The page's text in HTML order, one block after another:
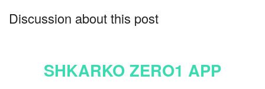
Discussion about this post
SHKARKO ZERO1 APP